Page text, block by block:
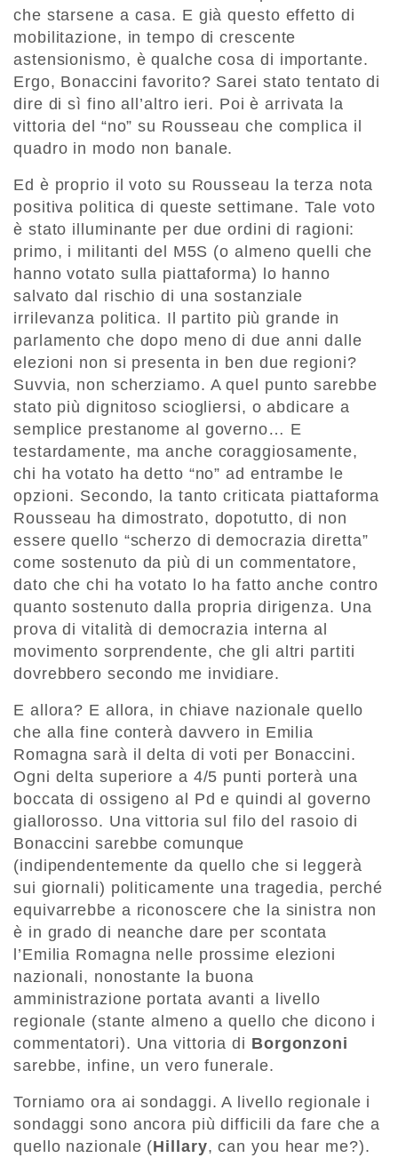
che starsene a casa. E già questo effetto di
mobilitazione, in tempo di crescente
astensionismo, è qualche cosa di importante.
Ergo, Bonaccini favorito? Sarei stato tentato di
dire di sì fino all’altro ieri. Poi è arrivata la
vittoria del “no” su Rousseau che complica il
quadro in modo non banale.
Ed è proprio il voto su Rousseau la terza nota
positiva politica di queste settimane. Tale voto
è stato illuminante per due ordini di ragioni:
primo, i militanti del M5S (o almeno quelli che
hanno votato sulla piattaforma) lo hanno
salvato dal rischio di una sostanziale
irrilevanza politica. Il partito più grande in
parlamento che dopo meno di due anni dalle
elezioni non si presenta in ben due regioni?
Suvvia, non scherziamo. A quel punto sarebbe
stato più dignitoso sciogliersi, o abdicare a
semplice prestanome al governo… E
testardamente, ma anche coraggiosamente,
chi ha votato ha detto “no” ad entrambe le
opzioni. Secondo, la tanto criticata piattaforma
Rousseau ha dimostrato, dopotutto, di non
essere quello “scherzo di democrazia diretta”
come sostenuto da più di un commentatore,
dato che chi ha votato lo ha fatto anche contro
quanto sostenuto dalla propria dirigenza. Una
prova di vitalità di democrazia interna al
movimento sorprendente, che gli altri partiti
dovrebbero secondo me invidiare.
E allora? E allora, in chiave nazionale quello
che alla fine conterà davvero in Emilia
Romagna sarà il delta di voti per Bonaccini.
Ogni delta superiore a 4/5 punti porterà una
boccata di ossigeno al Pd e quindi al governo
giallorosso. Una vittoria sul filo del rasoio di
Bonaccini sarebbe comunque
(indipendentemente da quello che si leggerà
sui giornali) politicamente una tragedia, perché
equivarrebbe a riconoscere che la sinistra non
è in grado di neanche dare per scontata
l’Emilia Romagna nelle prossime elezioni
nazionali, nonostante la buona
amministrazione portata avanti a livello
regionale (stante almeno a quello che dicono i
commentatori). Una vittoria di Borgonzoni
sarebbe, infine, un vero funerale.
Torniamo ora ai sondaggi. A livello regionale i
sondaggi sono ancora più difficili da fare che a
quello nazionale (Hillary, can you hear me?).